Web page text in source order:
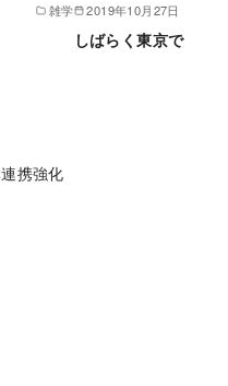
雑学 2019年10月27日
しばらく東京で
携強化